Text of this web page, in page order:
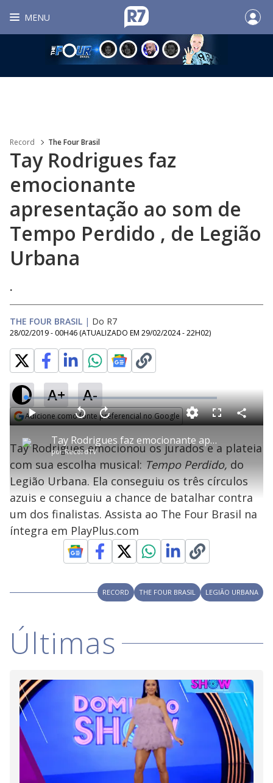
MENU
Record The Four Brasil
Tay Rodrigues faz
emocionante
apresentação ao som de
Tempo Perdido , de Legião
Urbana
.
THE FOUR BRASIL | Do R7
28/02/2019 - 00H46 (ATUALIZADO EM 29/02/2024 - 22H02)
A+ A-
Adicione como fonte preferencial no Google
P
l
a
y
V
e
o
Tay Rodrigues faz emocionante apresentação ao som de Tempo Perdido , de Legião Urbana
porRecordTV
P V
t
a
r
1
e
g
n
d
s
A
n
ç
a
1
s
e
u
n
L
o
a
d
e
:
2
.
8
%
F
s
c
r
e
n
C
o
a
r
i
l
a
Tay Rodrigues emocionou os jurados e a plateia
com sua escolha musical: Tempo Perdido, do
Legião Urbana. Ela conseguiu os três círculos
azuis e conseguiu a chance de batalhar contra
um dos finalistas. Assista ao The Four Brasil na
íntegra em PlayPlus.com
RECORD THE FOUR BRASIL LEGIÃO URBANA
Últimas